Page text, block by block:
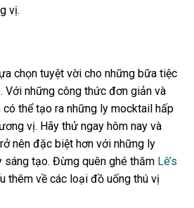
vị.
chọn tuyệt vời cho những bữa tiệc
Với những công thức đơn giản và
có thể tạo ra những ly mocktail hấp
vị. Hãy thử ngay hôm nay và
nên đặc biệt hơn với những ly
tạo. Đừng quên ghé thăm Lê’s
thêm về các loại đồ uống thú vị